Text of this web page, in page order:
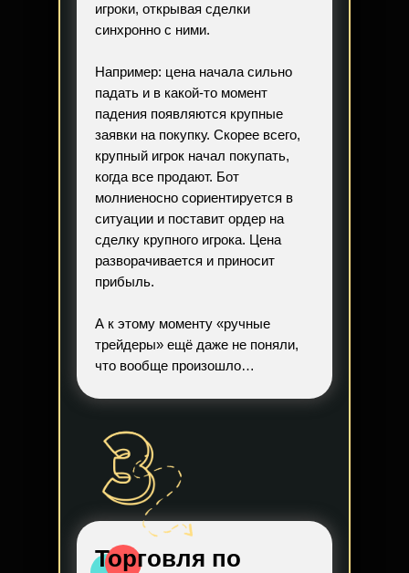
игроки, открывая сделки
синхронно с ними.
Например: цена начала сильно
падать и в какой-то момент
падения появляются крупные
заявки на покупку. Скорее всего,
крупный игрок начал покупать,
когда все продают. Бот
молниеносно сориентируется в
ситуации и поставит ордер на
сделку крупного игрока. Цена
разворачивается и приносит
прибыль.
А к этому моменту «ручные
трейдеры» ещё даже не поняли,
что вообще произошло…
Торговля по